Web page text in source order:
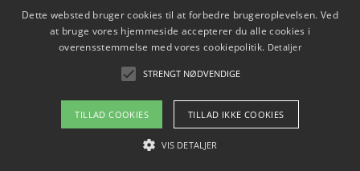
Hold et møde med en WordPress ekspert og vælg den
mest professionelle til at vedligeholde din løsning
Copyright 2026 - Pilanto Aps
Om / kontakt
Dette websted bruger cookies til at forbedre brugeroplevelsen. Ved
at bruge vores hjemmeside accepterer du alle cookies i
overensstemmelse med vores cookiepolitik. Detaljer
STRENGT NØDVENDIGE
TILLAD COOKIES TILLAD IKKE COOKIES
VIS DETALJER